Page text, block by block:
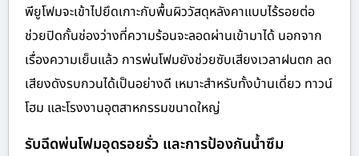
พียูโฟมจะเข้าไปยึดเกาะกับพื้นผิววัสดุหลังคาแบบไร้รอยต่อ
ช่วยปิดกั้นช่องว่างที่ความร้อนจะลอดผ่านเข้ามาได้ นอกจาก
เรื่องความเย็นแล้ว การพ่นโฟมยังช่วยซับเสียงเวลาฝนตก ลด
เสียงดังรบกวนได้เป็นอย่างดี เหมาะสำหรับทั้งบ้านเดี่ยว ทาวน์
โฮม และโรงงานอุตสาหกรรมขนาดใหญ่
รับฉีดพ่นโฟมอุดรอยรั่ว และการป้องกันน้ำซึม